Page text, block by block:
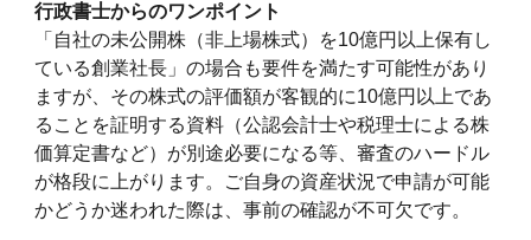
行政書士からのワンポイント
「自社の未公開株（非上場株式）を10億円以上保有し
ている創業社長」の場合も要件を満たす可能性があり
ますが、その株式の評価額が客観的に10億円以上であ
ることを証明する資料（公認会計士や税理士による株
価算定書など）が別途必要になる等、審査のハードル
が格段に上がります。ご自身の資産状況で申請が可能
かどうか迷われた際は、事前の確認が不可欠です。